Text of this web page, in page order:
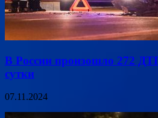
В России произошло 272
сутки
07.11.2024